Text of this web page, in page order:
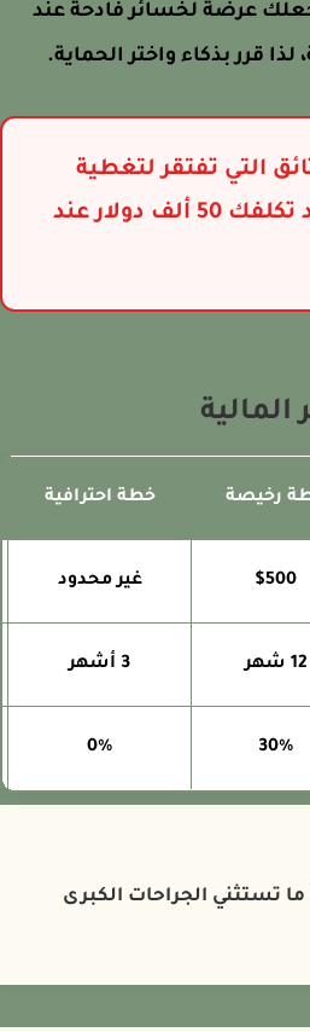
عرضة لخسائر فادحة عند
قرر بذكاء واختر الحماية.
التي تفتقر لتغطية
الأمراض المزمنة قد تكلفك 50 ألف دولار عند
رخيصة خطة احترافية
$500 غير محدود
30%
0%
تستثني الجراحات الكبرى